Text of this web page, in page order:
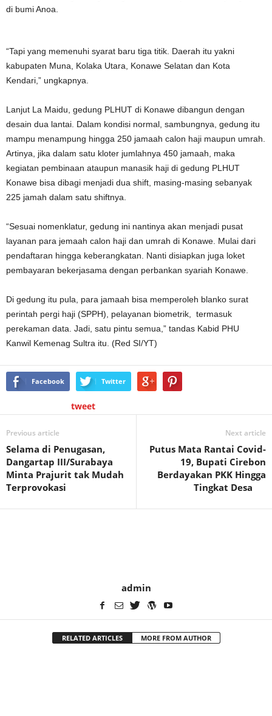
di bumi Anoa.
“Tapi yang memenuhi syarat baru tiga titik. Daerah itu yakni
kabupaten Muna, Kolaka Utara, Konawe Selatan dan Kota
Kendari,” ungkapnya.
Lanjut La Maidu, gedung PLHUT di Konawe dibangun dengan
desain dua lantai. Dalam kondisi normal, sambungnya, gedung itu
mampu menampung hingga 250 jamaah calon haji maupun umrah.
Artinya, jika dalam satu kloter jumlahnya 450 jamaah, maka
kegiatan pembinaan ataupun manasik haji di gedung PLHUT
Konawe bisa dibagi menjadi dua shift, masing-masing sebanyak
225 jamah dalam satu shiftnya.
“Sesuai nomenklatur, gedung ini nantinya akan menjadi pusat
layanan para jemaah calon haji dan umrah di Konawe. Mulai dari
pendaftaran hingga keberangkatan. Nanti disiapkan juga loket
pembayaran bekerjasama dengan perbankan syariah Konawe.
Di gedung itu pula, para jamaah bisa memperoleh blanko surat
perintah pergi haji (SPPH), pelayanan biometrik, termasuk
perekaman data. Jadi, satu pintu semua,” tandas Kabid PHU
Kanwil Kemenag Sultra itu. (Red SI/YT)
Facebook Twitter
tweet
Previous article
Selama di Penugasan,
Dangartap III/Surabaya
Minta Prajurit tak Mudah
Terprovokasi
Next article
Putus Mata Rantai Covid-
19, Bupati Cirebon
Berdayakan PKK Hingga
Tingkat Desa⠀⠀
admin
RELATED ARTICLES MORE FROM AUTHOR